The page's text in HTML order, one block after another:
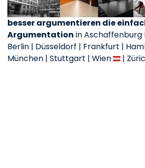
besser argumentieren die
Argumentation in Aschaffenburg
Berlin | Düsseldorf | Frankfurt |
München | Stuttgart | Wien
|